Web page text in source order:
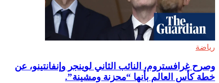
رياضة
وصرح غرافستروم، النائب الثاني لوينجر وإنفانتينو، عن
خطة كأس العالم بأنها “محزنة ومشينة”.